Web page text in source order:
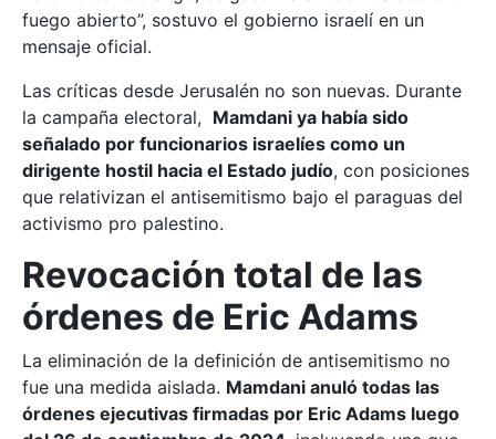
fuego abierto”, sostuvo el gobierno israelí en un
mensaje oficial.
Las críticas desde Jerusalén no son nuevas. Durante
la campaña electoral, Mamdani ya había sido
señalado por funcionarios israelíes como un
dirigente hostil hacia el Estado judío, con posiciones
que relativizan el antisemitismo bajo el paraguas del
activismo pro palestino.
Revocación total de las
órdenes de Eric Adams
La eliminación de la definición de antisemitismo no
fue una medida aislada. Mamdani anuló todas las
órdenes ejecutivas firmadas por Eric Adams luego